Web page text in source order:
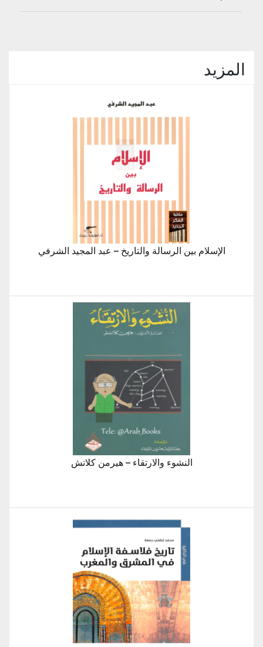
المزيد
الإسلام بين الرسالة والتاريخ – عبد المجيد الشرفي
النشوء والارتقاء – هيرمن كلاتش